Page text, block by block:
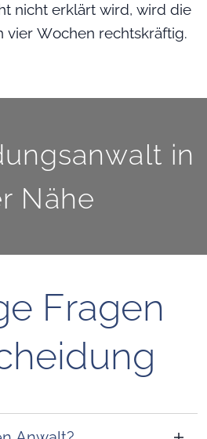
nicht erklärt wird, wird die
vier Wochen rechtskräftig.
in
Nähe
Fragen